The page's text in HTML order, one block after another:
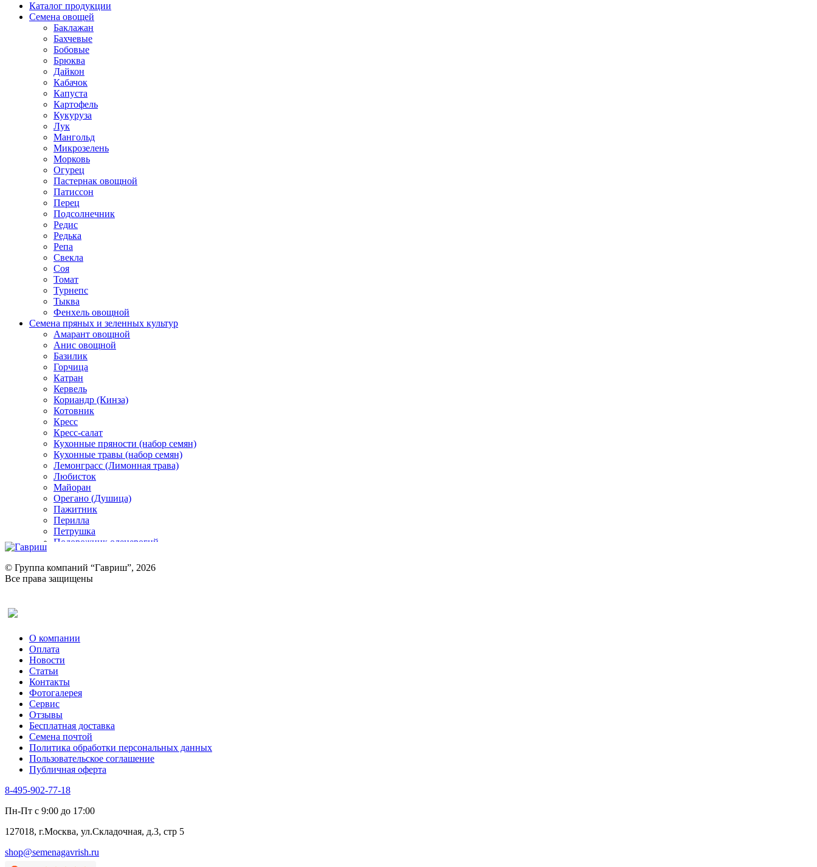
Каталог продукции
Семена овощей
Баклажан
Бахчевые
Бобовые
Брюква
Дайкон
Кабачок
Капуста
Картофель
Кукуруза
Лук
Мангольд
Микрозелень
Морковь
Огурец
Пастернак овощной
Патиссон
Перец
Подсолнечник
Редис
Редька
Репа
Свекла
Соя
Томат
Турнепс
Тыква
Фенхель овощной
Семена пряных и зеленных культур
Амарант овощной
Анис овощной
Базилик
Горчица
Катран
Кервель
Кориандр (Кинза)
Котовник
Кресс
Кресс-салат
Кухонные пряности (набор семян)
Кухонные травы (набор семян)
Лемонграсс (Лимонная трава)
Любисток
Майоран
Орегано (Душица)
Пажитник
Перилла
Петрушка
Подорожник оленерогий
Ревень
Рукола
Рута
Тмин
Трава для чая
Туласи
Укроп
Фенхель пряный
Хризантема овощная
Цикорий пряный
Цикорий салатный (Витлуф)
Черемша
Шпинат
Щавель
Эндивий
Эстрагон
Алтей
Бессмертник
Валериана
Валерианелла
Гибискус лекарственный
© Группа компаний “Гавриш”, 2026
Все права защищены
О компании
Оплата
Новости
Статьи
Контакты
Фотогалерея​
Сервис
Отзывы
Бесплатная доставка
Семена почтой
Политика обработки персональных данных
Пользовательское соглашение
Публичная оферта
8-495-902-77-18
Пн-Пт с 9:00 до 17:00
127018, г.Москва, ул.Складочная, д.3, стр 5
shop@semenagavrish.ru